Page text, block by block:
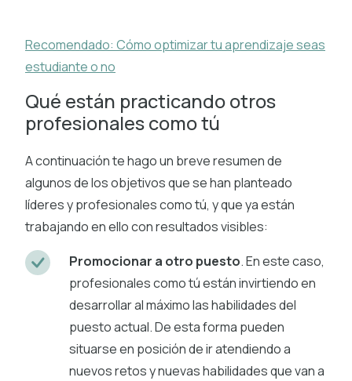
Recomendado: Cómo optimizar tu aprendizaje seas
estudiante o no
Qué están practicando otros
profesionales como tú
A continuación te hago un breve resumen de
algunos de los objetivos que se han planteado
líderes y profesionales como tú, y que ya están
trabajando en ello con resultados visibles:
Promocionar a otro puesto. En este caso,
profesionales como tú están invirtiendo en
desarrollar al máximo las habilidades del
puesto actual. De esta forma pueden
situarse en posición de ir atendiendo a
nuevos retos y nuevas habilidades que van a